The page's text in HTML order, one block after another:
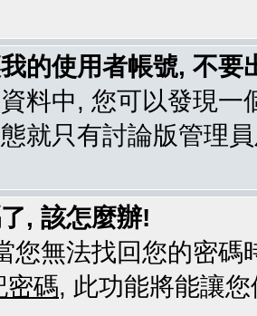
的使用者帳號, 不
料中, 您可以發現一
就只有討論版管理
, 該怎麼辦!
您無法找回您的密
密碼, 此功能將能讓